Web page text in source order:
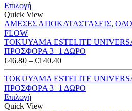
Επιλογή
Quick View
ΑΜΕΣΕΣ ΑΠΟΚΑΤΑΣΤΑΣΕΙΣ,
FLOW
TOKUYAMA ESTELITE
ΠΡΟΣΦΟΡΑ 3+1 ΔΩΡΟ
€46.80 – €140.40Price
range:
€46.80
through
TOKUYAMA ESTELITE
ΠΡΟΣΦΟΡΑ 3+1 ΔΩΡΟ
Επιλογή
Quick View